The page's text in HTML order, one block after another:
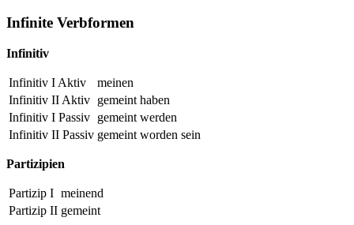
Infinite Verbformen
Infinitiv
Infinitiv I Aktiv
meinen
Infinitiv II Aktiv gemeint haben
Infinitiv I Passiv gemeint werden
Infinitiv II Passiv gemeint worden sein
Partizipien
Partizip I meinend
Partizip II gemeint